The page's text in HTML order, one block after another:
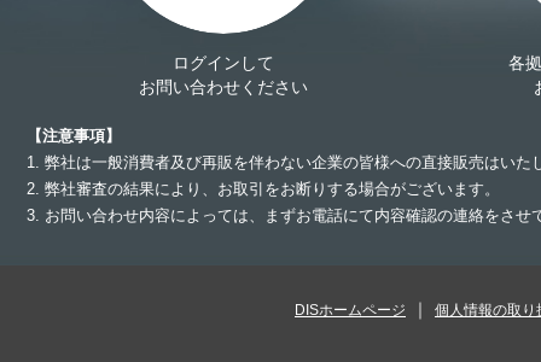
ログインして
お問い合わせください
各
【注意事項】
1. 弊社は一般消費者及び再販を伴わない企業の皆様への直接販売はいた
2. 弊社審査の結果により、お取引をお断りする場合がございます。
3. お問い合わせ内容によっては、まずお電話にて内容確認の連絡をさ
DISホームページ 個人情報の取り